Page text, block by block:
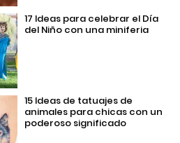
17 Ideas para celebrar el Día
del Niño con una miniferia
15 Ideas de tatuajes de
animales para chicas con un
poderoso significado